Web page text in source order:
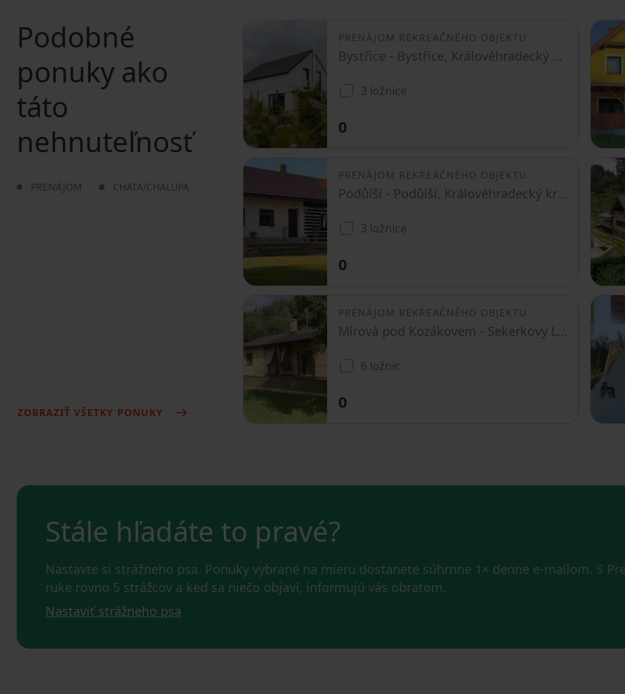
Podobné
ponuky ako
táto
nehnuteľnosť
PRENÁJOM CHATA/CHALUPA
ZOBRAZIŤ VŠETKY PONUKY
PRENÁJOM REKREAČNÉHO OBJEKTU
Bystřice - Bystřice, Královéhradecký kraj
3 ložnice
0
PRENÁJOM REKREAČNÉHO OBJEKTU
Podůlší - Podůlší, Královéhradecký kraj
3 ložnice
0
PRENÁJOM REKREAČNÉHO OBJEKTU
Mírová pod Kozákovem - Sekerkovy Loučky, Liberecký kraj
6 ložnic
0
Stále hľadáte to pravé?
Nastavte si strážneho psa. Ponuky vybrané na mieru dostanete súhrnne 1× denne e-mailom. S
ruke rovno 5 strážcov a keď sa niečo objaví, informujú vás obratom.
Nastaviť strážneho psa